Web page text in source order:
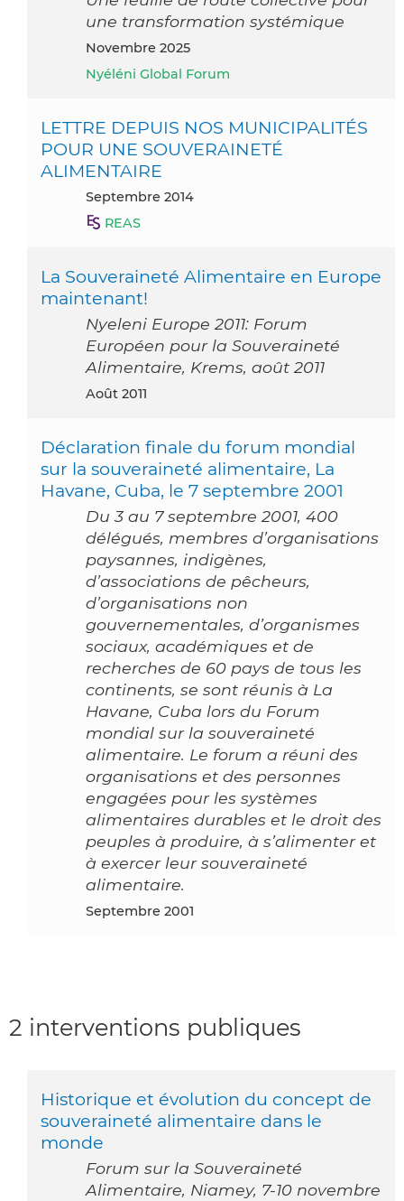
une transformation systémique
novembre 2025
Nyéléni Global Forum
LETTRE DEPUIS NOS MUNICIPALITÉS
POUR UNE SOUVERAINETÉ
ALIMENTAIRE
septembre 2014
REAS
La Souveraineté Alimentaire en Europe
maintenant!
Nyeleni Europe 2011: Forum
Européen pour la Souveraineté
Alimentaire, Krems, août 2011
août 2011
Déclaration finale du forum mondial
sur la souveraineté alimentaire, La
Havane, Cuba, le 7 septembre 2001
Du 3 au 7 septembre 2001, 400
délégués, membres d’organisations
paysannes, indigènes,
d’associations de pêcheurs,
d’organisations non
gouvernementales, d’organismes
sociaux, académiques et de
recherches de 60 pays de tous les
continents, se sont réunis à La
Havane, Cuba lors du Forum
mondial sur la souveraineté
alimentaire. Le forum a réuni des
organisations et des personnes
engagées pour les systèmes
alimentaires durables et le droit des
peuples à produire, à s’alimenter et
à exercer leur souveraineté
alimentaire.
septembre 2001
2 interventions publiques
Historique et évolution du concept de
souveraineté alimentaire dans le
monde
Forum sur la Souveraineté
Alimentaire, Niamey, 7-10 novembre